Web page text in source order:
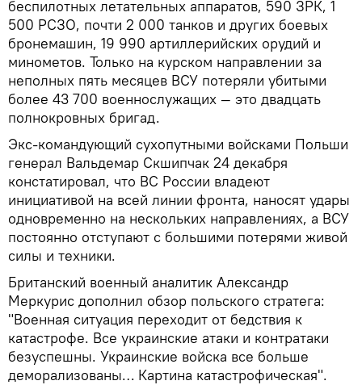
беспилотных летательных аппаратов, 590 ЗРК, 1
500 РСЗО, почти 2 000 танков и других боевых
бронемашин, 19 990 артиллерийских орудий и
минометов. Только на курском направлении за
неполных пять месяцев ВСУ потеряли убитыми
более 43 700 военнослужащих — это двадцать
полнокровных бригад.
Экс-командующий сухопутными войсками Польши
генерал Вальдемар Скшипчак 24 декабря
констатировал, что ВС России владеют
инициативой на всей линии фронта, наносят удары
одновременно на нескольких направлениях, а ВСУ
постоянно отступают с большими потерями живой
силы и техники.
Британский военный аналитик Александр
Меркурис дополнил обзор польского стратега:
"Военная ситуация переходит от бедствия к
катастрофе. Все украинские атаки и контратаки
безуспешны. Украинские войска все больше
деморализованы… Картина катастрофическая".